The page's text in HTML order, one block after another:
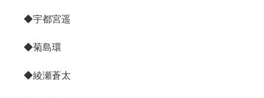
◆宇都宮遥
◆菊島環
◆綾瀬蒼太